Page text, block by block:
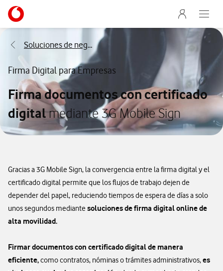
Ir a la pagina principal de vodafone.es
Menu
Abre
Soluciones de negocio para Empresas
Firma Digital para Empresas
Firma documentos con certificado
digitalmediante 3G Mobile Sign
Gracias a 3G Mobile Sign, la convergencia entre la firma digital y el
certificado digital permite que los flujos de trabajo dejen de
depender del papel, reduciendo tiempos de espera de días a solo
unos segundos mediante soluciones de firma digital online de
alta movilidad.
Firmar documentos con certificado digital de manera
eficiente,como contratos, nóminas o trámites administrativos,es
Abrir formulario de solicitud de contacto